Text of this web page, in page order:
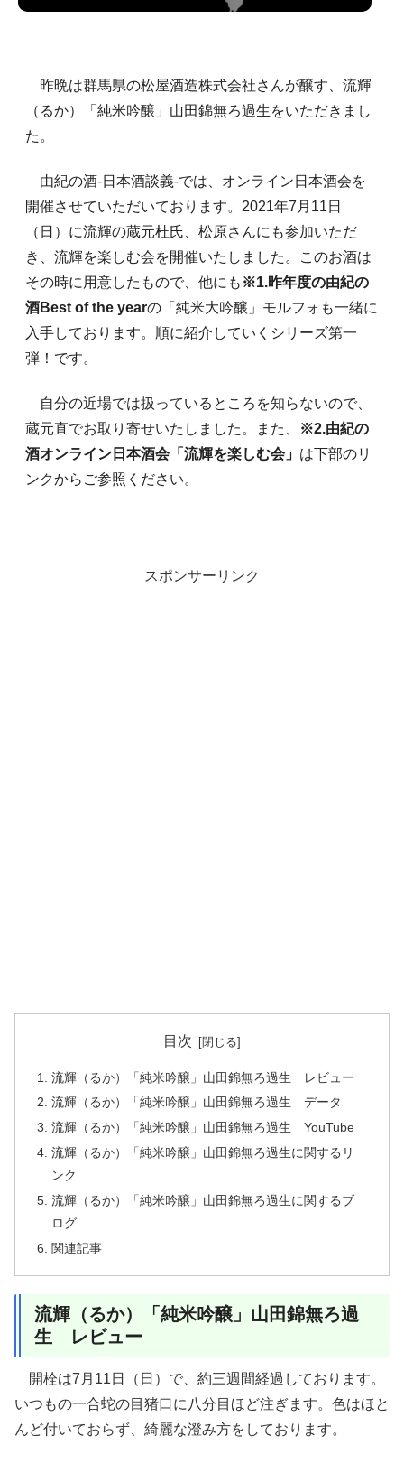
昨晩は群馬県の松屋酒造株式会社さんが醸す、流輝
（るか）「純米吟醸」山田錦無ろ過生をいただきまし
た。
由紀の酒-日本酒談義-では、オンライン日本酒会を
開催させていただいております。2021年7月11日
（日）に流輝の蔵元杜氏、松原さんにも参加いただ
き、流輝を楽しむ会を開催いたしました。このお酒は
その時に用意したもので、他にも ※1.昨年度の由紀の
酒Best of the yearの「純米大吟醸」モルフォも一緒に
入手しております。順に紹介していくシリーズ第一
弾！です。
自分の近場では扱っているところを知らないので、
蔵元直でお取り寄せいたしました。また、
※2.由紀の
酒オンライン日本酒会「流輝を楽しむ会」 は下部のリ
ンクからご参照ください。
スポンサーリンク
目次
流輝（るか）「純米吟醸」山田錦無ろ過生 レビュー
流輝（るか）「純米吟醸」山田錦無ろ過生 データ
流輝（るか）「純米吟醸」山田錦無ろ過生 YouTube
流輝（るか）「純米吟醸」山田錦無ろ過生に関するリ
ンク
流輝（るか）「純米吟醸」山田錦無ろ過生に関するブ
ログ
関連記事
流輝（るか）「純米吟醸」山田錦無ろ過
生 レビュー
開栓は7月11日（日）で、約三週間経過しております。
いつもの一合蛇の目猪口に八分目ほど注ぎます。色はほと
んど付いておらず、綺麗な澄み方をしております。